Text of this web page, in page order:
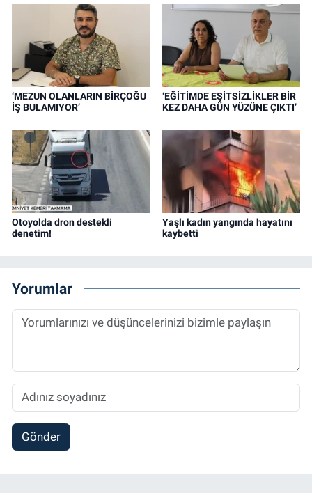
‘MEZUN OLANLARIN BİRÇOĞU
İŞ BULAMIYOR’
‘EĞİTİMDE EŞİTSİZLİKLER BİR
KEZ DAHA GÜN YÜZÜNE ÇIKTI’
Otoyolda dron destekli
denetim!
Yaşlı kadın yangında hayatını
kaybetti
Yorumlar
Gönder